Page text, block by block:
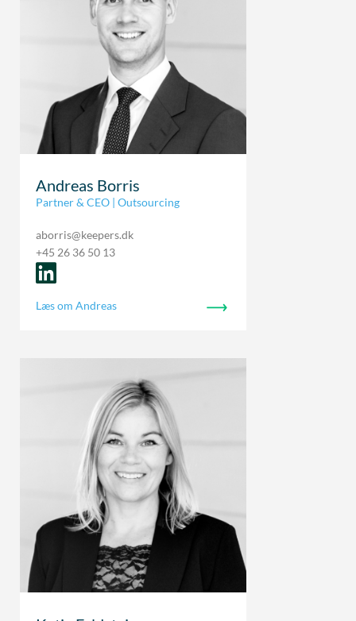
Andreas Borris
Partner & CEO | Outsourcing
aborris@keepers.dk
+45 26 36 50 13
Læs om Andreas